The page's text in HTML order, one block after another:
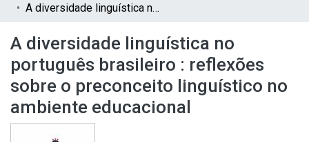
A diversidade linguística no português brasileiro : reflexões sobre o preconceito linguístico no ambiente educacional
A diversidade linguística no
português brasileiro : reflexões
sobre o preconceito linguístico no
ambiente educacional